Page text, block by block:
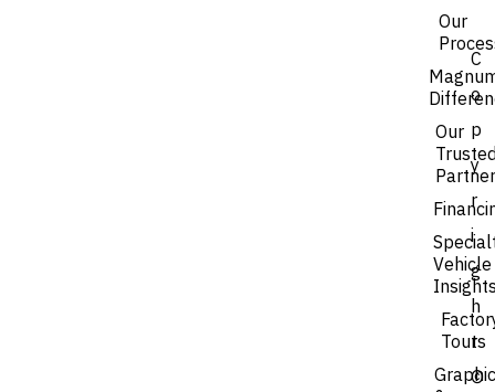
Our
Our
Vehicle
Tours
C
o
p
y
r
i
g
h
t
©